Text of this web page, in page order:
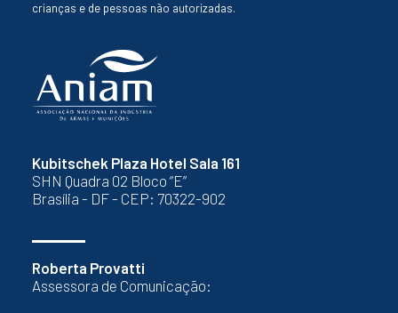
Kubitschek Plaza Hotel Sala 161
SHN Quadra 02 Bloco “E”
Brasília - DF - CEP: 70322-902
Roberta Provatti
Assessora de Comunicação:
crianças e de pessoas não autorizadas.